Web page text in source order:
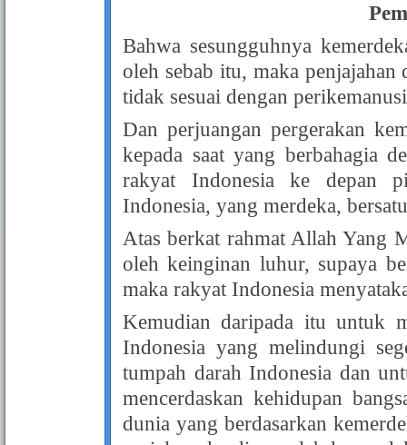
Bahwa sesungguhnya
oleh sebab itu, maka
tidak sesuai dengan
Dan perjuangan pergerakan
kepada saat yang berbahagia
rakyat Indonesia ke depan
Indonesia, yang merdeka,
Atas berkat rahmat Allah Yang
oleh keinginan luhur, supaya
maka rakyat Indonesia
Kemudian daripada itu untuk
Indonesia yang melindungi
tumpah darah Indonesia dan
mencerdaskan kehidupan
dunia yang berdasarkan